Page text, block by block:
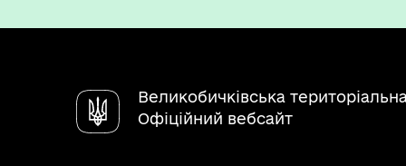
Великобичківська
Офіційний вебсайт